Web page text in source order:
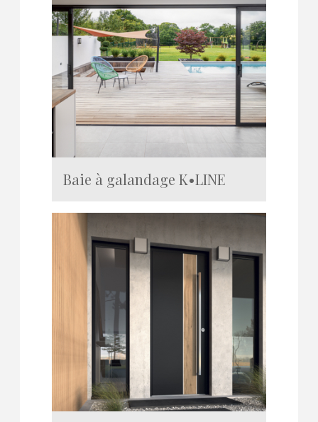
Baie à galandage K•LINE